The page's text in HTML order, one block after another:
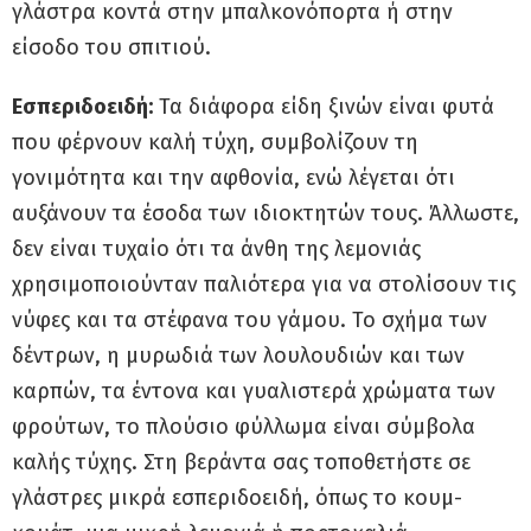
γλάστρα κοντά στην μπαλκονόπορτα ή στην
είσοδο του σπιτιού.
Εσπεριδοειδή: Τα διάφορα είδη ξινών είναι φυτά
που φέρνουν καλή τύχη, συμβολίζουν τη
γονιμότητα και την αφθονία, ενώ λέγεται ότι
αυξάνουν τα έσοδα των ιδιοκτητών τους. Άλλωστε,
δεν είναι τυχαίο ότι τα άνθη της λεμονιάς
χρησιμοποιούνταν παλιότερα για να στολίσουν τις
νύφες και τα στέφανα του γάμου. Το σχήμα των
δέντρων, η μυρωδιά των λουλουδιών και των
καρπών, τα έντονα και γυαλιστερά χρώματα των
φρούτων, το πλούσιο φύλλωμα είναι σύμβολα
καλής τύχης. Στη βεράντα σας τοποθετήστε σε
γλάστρες μικρά εσπεριδοειδή, όπως το κουμ-